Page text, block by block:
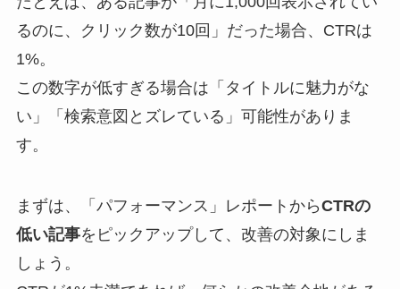
るのに、クリック数が10回」だった場合、CTRは
1%。
この数字が低すぎる場合は「タイトルに魅力がな
い」「検索意図とズレている」可能性がありま
す。
まずは、「パフォーマンス」レポートからCTRの
低い記事をピックアップして、改善の対象にしま
しょう。